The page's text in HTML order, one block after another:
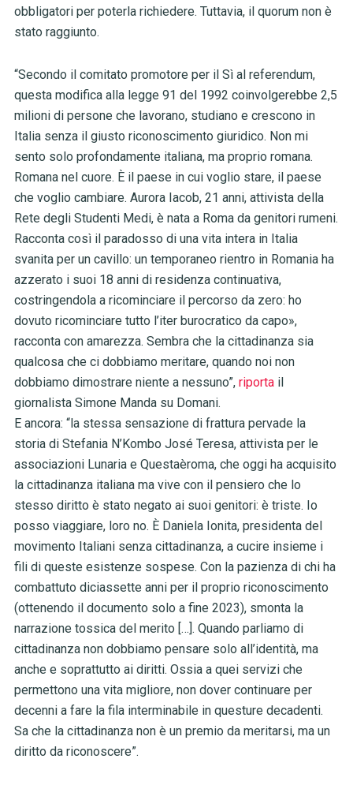
obbligatori per poterla richiedere. Tuttavia, il quorum non è
stato raggiunto.
“Secondo il comitato promotore per il Sì al referendum,
questa modifica alla legge 91 del 1992 coinvolgerebbe 2,5
milioni di persone che lavorano, studiano e crescono in
Italia senza il giusto riconoscimento giuridico. Non mi
sento solo profondamente italiana, ma proprio romana.
Romana nel cuore. È il paese in cui voglio stare, il paese
che voglio cambiare. Aurora Iacob, 21 anni, attivista della
Rete degli Studenti Medi, è nata a Roma da genitori rumeni.
Racconta così il paradosso di una vita intera in Italia
svanita per un cavillo: un temporaneo rientro in Romania ha
azzerato i suoi 18 anni di residenza continuativa,
costringendola a ricominciare il percorso da zero: ho
dovuto ricominciare tutto l’iter burocratico da capo»,
racconta con amarezza. Sembra che la cittadinanza sia
qualcosa che ci dobbiamo meritare, quando noi non
dobbiamo dimostrare niente a nessuno”, riportail
giornalista Simone Manda su Domani.
E ancora: “la stessa sensazione di frattura pervade la
storia di Stefania N’Kombo José Teresa, attivista per le
associazioni Lunaria e Questaèroma, che oggi ha acquisito
la cittadinanza italiana ma vive con il pensiero che lo
stesso diritto è stato negato ai suoi genitori: è triste. Io
posso viaggiare, loro no. È Daniela Ionita, presidenta del
movimento Italiani senza cittadinanza, a cucire insieme i
fili di queste esistenze sospese. Con la pazienza di chi ha
combattuto diciassette anni per il proprio riconoscimento
(ottenendo il documento solo a fine 2023), smonta la
narrazione tossica del merito […]. Quando parliamo di
cittadinanza non dobbiamo pensare solo all’identità, ma
anche e soprattutto ai diritti. Ossia a quei servizi che
permettono una vita migliore, non dover continuare per
decenni a fare la fila interminabile in questure decadenti.
Sa che la cittadinanza non è un premio da meritarsi, ma un
diritto da riconoscere”.